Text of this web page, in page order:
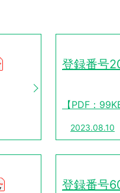
登録番号
【PDF：
2023.08.10
登録番号